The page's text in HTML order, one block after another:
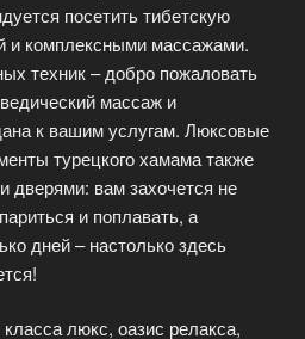
посетить тибетскую
и комплексными массажами.
техник – добро пожаловать
массаж и
к вашим услугам. Люксовые
турецкого хамама также
дверями: вам захочется не
и поплавать, а
дней – настолько здесь
люкс, оазис релакса,